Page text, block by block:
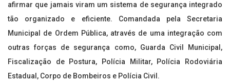
afirmar que jamais viram um sistema de segurança integrado
tão organizado e eficiente. Comandada pela Secretaria
Municipal de Ordem Pública, através de uma integração com
outras forças de segurança como, Guarda Civil Municipal,
Fiscalização de Postura, Polícia Militar, Polícia Rodoviária
Estadual, Corpo de Bombeiros e Polícia Civil.